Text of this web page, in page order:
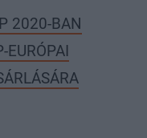
2020-BAN
EURÓPAI